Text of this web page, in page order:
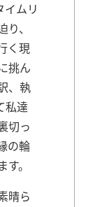
イムリ
、
く現
挑ん
、執
私達
切っ
の輪
。
晴ら